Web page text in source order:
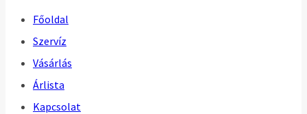
Főoldal
Szervíz
Vásárlás
Árlista
Kapcsolat